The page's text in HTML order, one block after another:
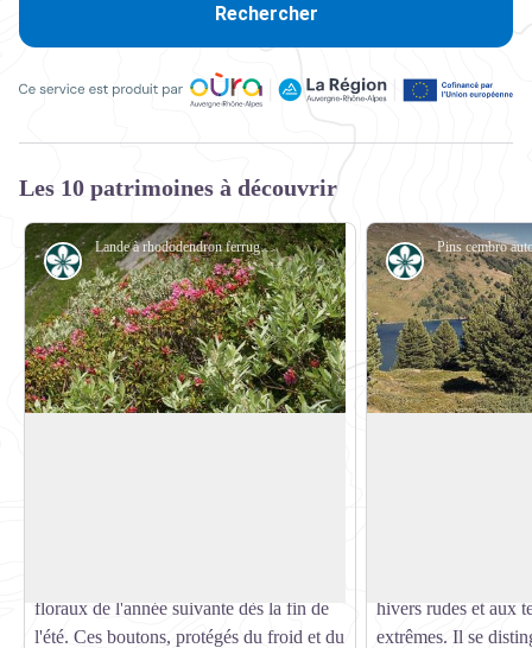
Rechercher
Les 10 patrimoines à découvrir
Lande à rhododendron ferrugineux et saule glauque, surplombant le hameau de Chollière. Commune de Pralognan la Vanoise. - PNV - GOTTI Christophe
Flore
floraux de l'année suivante dès la fin de
l'été. Ces boutons, protégés du froid et du
Flore
hivers rudes et aux
extrêmes. Il se